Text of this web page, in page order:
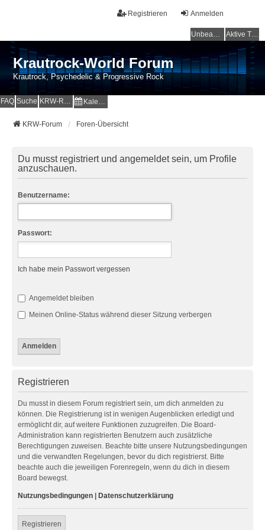
Anmelden
Registrieren
Unbeantwortete Themen Aktive Themen
Krautrock-World Forum
Krautrock, Psychedelic & Progressive Rock
FAQ Suche KRW-Radio Kalender
KRW-Forum Foren-Übersicht
Du musst registriert und angemeldet sein, um Profile
anzuschauen.
Benutzername:
Passwort:
Ich habe mein Passwort vergessen
Angemeldet bleiben
Meinen Online-Status während dieser Sitzung verbergen
Registrieren
Du musst in diesem Forum registriert sein, um dich anmelden zu
können. Die Registrierung ist in wenigen Augenblicken erledigt und
ermöglicht dir, auf weitere Funktionen zuzugreifen. Die Board-
Administration kann registrierten Benutzern auch zusätzliche
Berechtigungen zuweisen. Beachte bitte unsere Nutzungsbedingungen
und die verwandten Regelungen, bevor du dich registrierst. Bitte
beachte auch die jeweiligen Forenregeln, wenn du dich in diesem
Board bewegst.
Nutzungsbedingungen | Datenschutzerklärung
Registrieren